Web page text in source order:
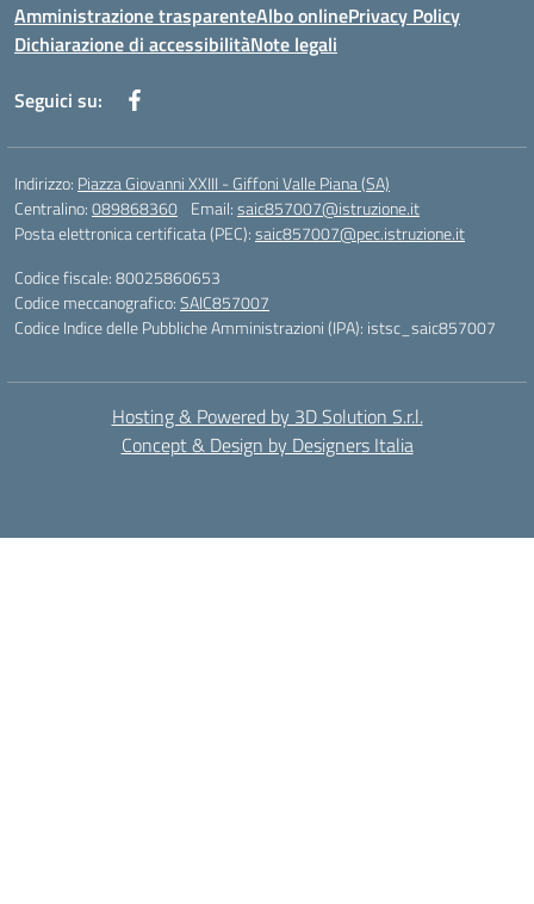
Amministrazione trasparenteAlbo onlinePrivacy Policy
Dichiarazione di accessibilitàNote legali
Seguici su:
Indirizzo: Piazza Giovanni XXIII - Giffoni Valle Piana (SA)
Centralino:089868360 Email:saic857007@istruzione.it
Posta elettronica certificata (PEC):saic857007@pec.istruzione.it
Codice fiscale: 80025860653
Codice meccanografico:SAIC857007
Codice Indice delle Pubbliche Amministrazioni (IPA): istsc_saic857007
Hosting & Powered by 3D Solution S.r.l.
Concept & Design by Designers Italia